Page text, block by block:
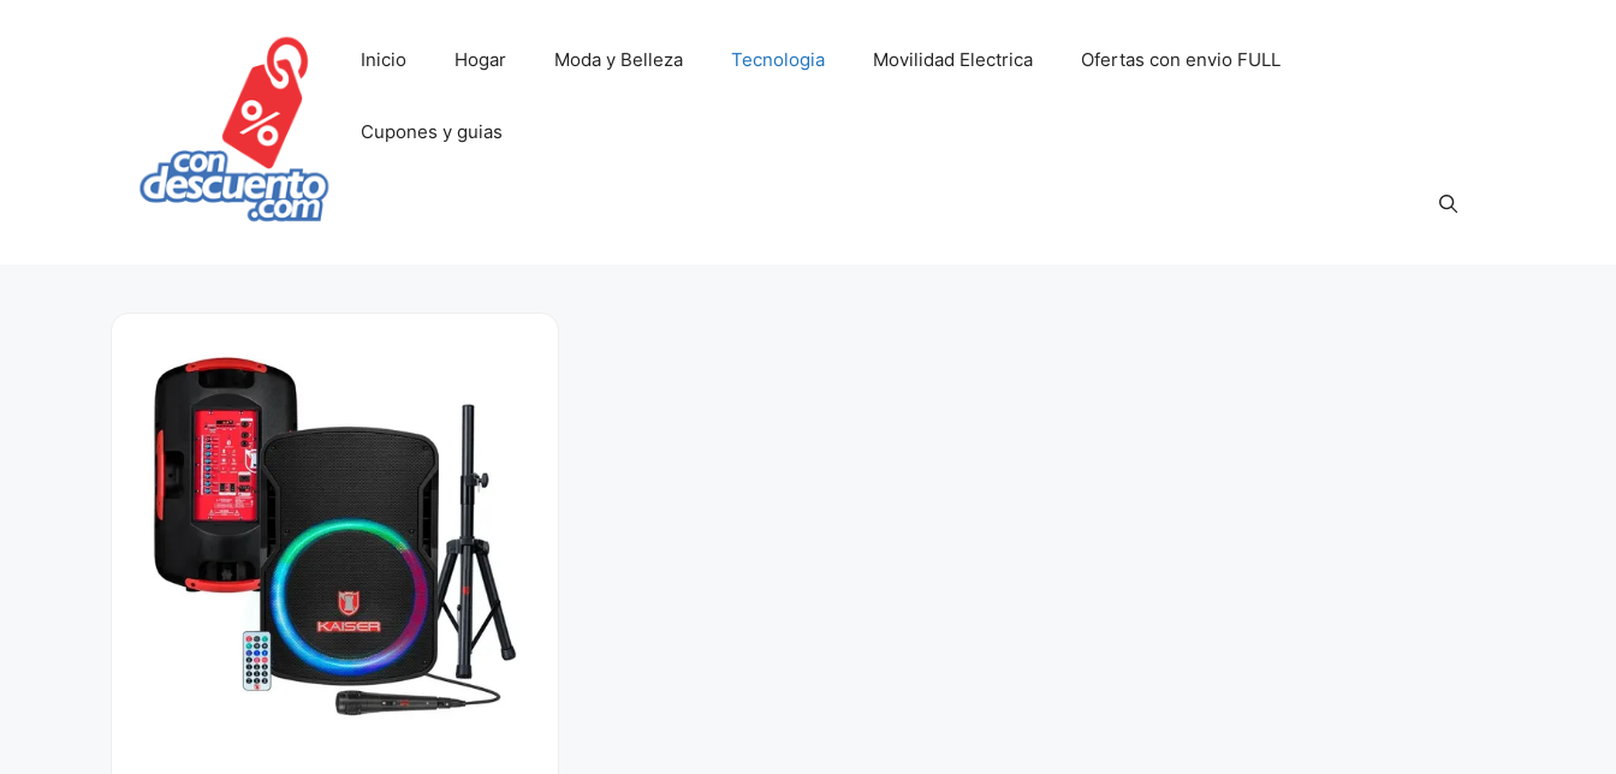
Inicio Hogar Moda y Belleza Tecnologia Movilidad Electrica Ofertas con envio FULL
Cupones y guias